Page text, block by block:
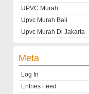
UPVC Murah
Upvc Murah Bali
Upvc Murah Di Jakarta
Meta
Log In
Entries Feed